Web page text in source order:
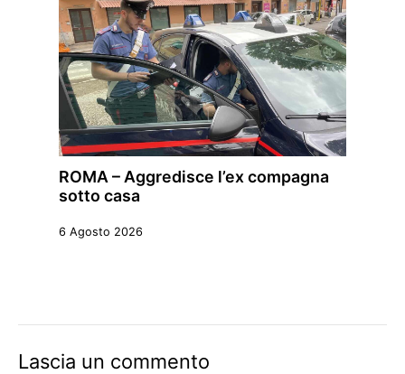
ROMA – Aggredisce l’ex compagna
sotto casa
6 Agosto 2026
Lascia un commento